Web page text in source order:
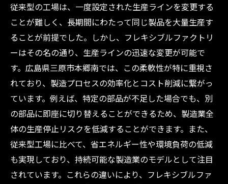
製造業の未来を築く広島県三原市本郷南のフレ
キシブルファクトリー
次世代技術の可能性
持続可能な製造プロセス
環境に配慮した工場運営
未来を見据えた人材育成
グローバル市場での競争力
地域社会との共生
最新の自動化技術で広島県三原市本郷南の製造
業が進化する
自動化技術の現状
従来型の工場は、一度設定された生産ラインを変更する
ことが難しく、長期間にわたって同じ製品を大量生産す
ることが前提でした。しかし、フレキシブルファクトリ
ーはその名の通り、生産ラインの迅速な変更が可能で
す。広島県三原市本郷南では、この柔軟性が特に重視さ
れており、製造プロセスの効率化とコスト削減に繋がっ
ています。例えば、特定の部品が不足した場合でも、別
の部品に即座に切り替えることができるため、製造業全
体の生産停止リスクを低減することができます。また、
従来型工場に比べて、省エネルギー性や環境負荷の低減
も実現しており、持続可能な製造業のモデルとして注目
されています。これらの違いにより、フレキシブルファ